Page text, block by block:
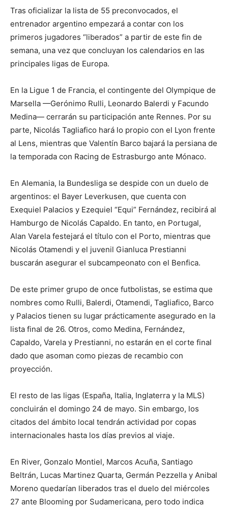
Tras oficializar la lista de 55 preconvocados, el
entrenador argentino empezará a contar con los
primeros jugadores “liberados” a partir de este fin de
semana, una vez que concluyan los calendarios en las
principales ligas de Europa.
En la Ligue 1 de Francia, el contingente del Olympique de
Marsella —Gerónimo Rulli, Leonardo Balerdi y Facundo
Medina— cerrarán su participación ante Rennes. Por su
parte, Nicolás Tagliafico hará lo propio con el Lyon frente
al Lens, mientras que Valentín Barco bajará la persiana de
la temporada con Racing de Estrasburgo ante Mónaco.
En Alemania, la Bundesliga se despide con un duelo de
argentinos: el Bayer Leverkusen, que cuenta con
Exequiel Palacios y Ezequiel “Equi” Fernández, recibirá al
Hamburgo de Nicolás Capaldo. En tanto, en Portugal,
Alan Varela festejará el título con el Porto, mientras que
Nicolás Otamendi y el juvenil Gianluca Prestianni
buscarán asegurar el subcampeonato con el Benfica.
De este primer grupo de once futbolistas, se estima que
nombres como Rulli, Balerdi, Otamendi, Tagliafico, Barco
y Palacios tienen su lugar prácticamente asegurado en la
lista final de 26. Otros, como Medina, Fernández,
Capaldo, Varela y Prestianni, no estarán en el corte final
dado que asoman como piezas de recambio con
proyección.
El resto de las ligas (España, Italia, Inglaterra y la MLS)
concluirán el domingo 24 de mayo. Sin embargo, los
citados del ámbito local tendrán actividad por copas
internacionales hasta los días previos al viaje.
En River, Gonzalo Montiel, Marcos Acuña, Santiago
Beltrán, Lucas Martinez Quarta, Germán Pezzella y Anibal
Moreno quedarían liberados tras el duelo del miércoles
27 ante Blooming por Sudamericana, pero todo indica